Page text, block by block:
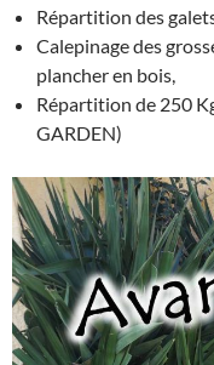
Répartition des
Calepinage des
plancher en bois,
Répartition de 250
GARDEN)